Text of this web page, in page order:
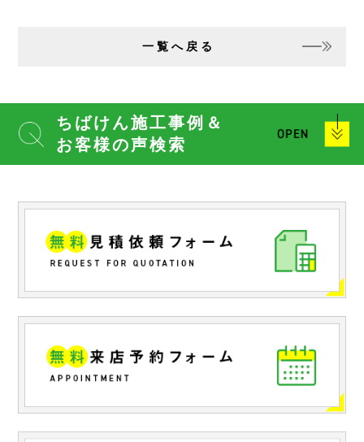
一覧へ戻る
ちばけん施工事例＆
お客様の声検索